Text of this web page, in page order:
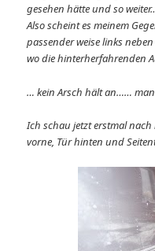
gesehen hätte und so
Also scheint es meinem
passender weise links
wo die hinterherfahrenden
… kein Arsch hält an……
Ich schau jetzt erstmal
vorne, Tür hinten und